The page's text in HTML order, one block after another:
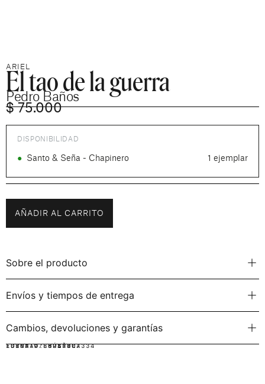
ARIEL
El tao de la guerra
Pedro Baños
$75.000
DISPONIBILIDAD
● Santo & Seña - Chapinero 1 ejemplar
AÑADIR AL CARRITO
Sobre el producto
Envíos y tiempos de entrega
Cambios, devoluciones y garantías
IDIOMA:ESPAÑOL
FORMATO:RÚSTICA
ISBN: 9786287807334